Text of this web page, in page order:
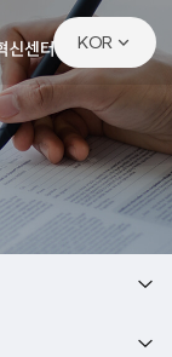
KOR
KOR
ENG